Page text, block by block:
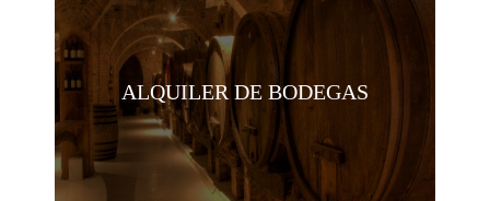
ALQUILER DE BODEGAS